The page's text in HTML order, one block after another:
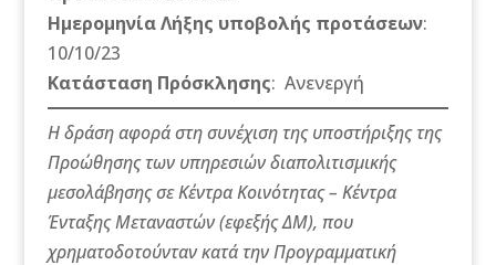
Ημερομηνία Λήξης υποβολής προτάσεων:
10/10/23
Κατάσταση Πρόσκλησης: Ανενεργή
Η δράση αφορά στη συνέχιση της υποστήριξης της
Προώθησης των υπηρεσιών διαπολιτισμικής
μεσολάβησης σε Κέντρα Κοινότητας – Κέντρα
Ένταξης Μεταναστών (εφεξής ΔΜ), που
χρηματοδοτούνταν κατά την Προγραμματική